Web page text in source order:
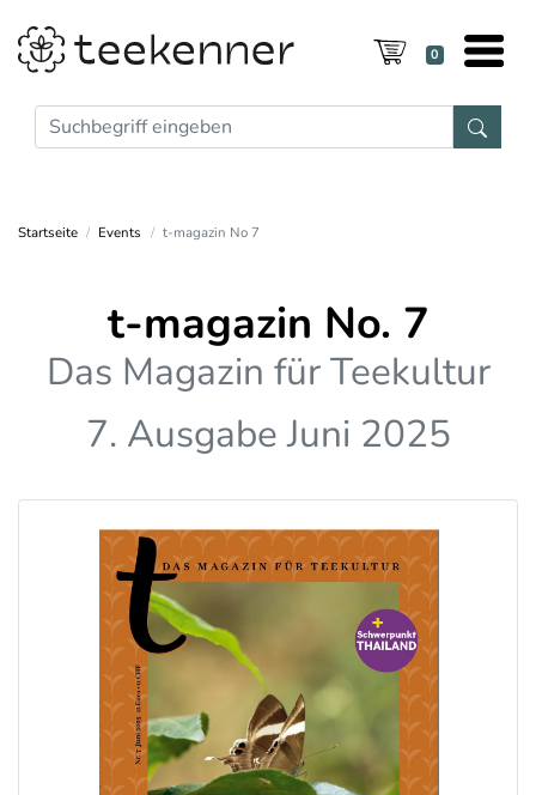
0
Startseite Events t-magazin No 7
t-magazin No. 7
Das Magazin für Teekultur
7. Ausgabe Juni 2025